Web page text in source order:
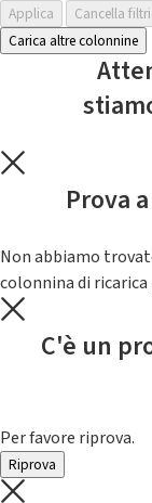
Applica
Cancella filtri
Carica altre colonnine
Prova
Non abbiamo
colonnina di
C'è un
Per favore riprova.
Riprova